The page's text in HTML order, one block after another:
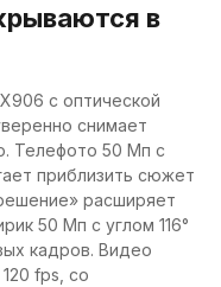
в
с оптической
снимает
Телефото 50 Мп с
приблизить сюжет
расширяет
50 Мп с углом 116°
кадров. Видео
fps, со